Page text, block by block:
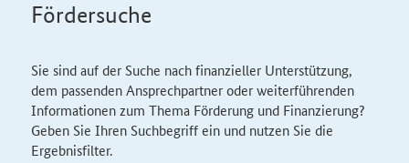
Fördersuche
Sie sind auf der Suche nach finanzieller Unterstützung,
dem passenden Ansprechpartner oder weiterführenden
Informationen zum Thema Förderung und Finanzierung?
Geben Sie Ihren Suchbegriff ein und nutzen Sie die
Ergebnisfilter.